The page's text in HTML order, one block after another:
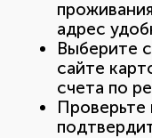
адрес
Выберите
сайте
счета по
Проверьте